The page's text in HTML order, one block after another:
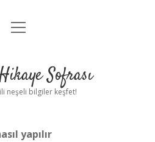
Anasayfa
Uyarı
menüyü
Sofrası
neşeli bilgiler keşfet!
yapılır